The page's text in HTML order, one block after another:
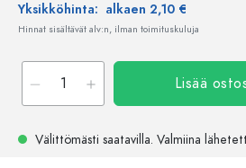
Yksikköhinta: alkaen 2,10 €
Hinnat sisältävät alv:n, ilman toimituskuluja
Lisää
Välittömästi saatavilla. Valmiina